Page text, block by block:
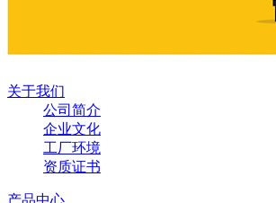
关于我们
公司简介
企业文化
工厂环境
资质证书
产品中心